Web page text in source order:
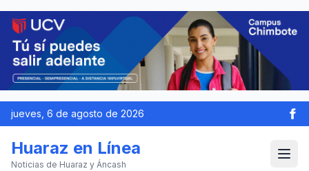
jueves, 6 de agosto de 2026
Huaraz en Línea
Noticias de Huaraz y Áncash